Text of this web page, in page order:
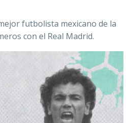
futbolista mexicano de la
con el Real Madrid.